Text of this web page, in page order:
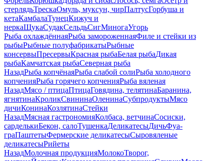
стерлядьТрескаОмуль, муксун, чирПалтусГорбуша и
кетаКамбалаТунецКижуч и
неркаЩукаСудакСельдьСигМиногаУгорь
Рыба охлаждённаяРыба замороженнаяФиле и стейки из
рыбыРыбные полуфабрикатыРыбные
консервыПресервыКрасная рыбаБелая рыбаДикая
рыбаКамчатская рыбаСеверная рыба
НазадРыба копчёнаяРыба слабой солиРыба холодного
копченияРыба горячего копченияРыба вяленая
НазадМясо / птицаПтицаГовядина, телятинаБаранина,
ягнятинаКроликСвининаОленинаСубпродуктыМясо
дичиКонинаКозлятинаСтейки
НазадМясная гастрономияКолбаса, ветчинаСосиски,
сарделькиБекон, салоТушенкаДеликатесыДичьФуа-
граПаштетыФермерские деликатесыСыровяленые
деликатесыРийеты
НазадМолочная продукцияМолокоТворог,